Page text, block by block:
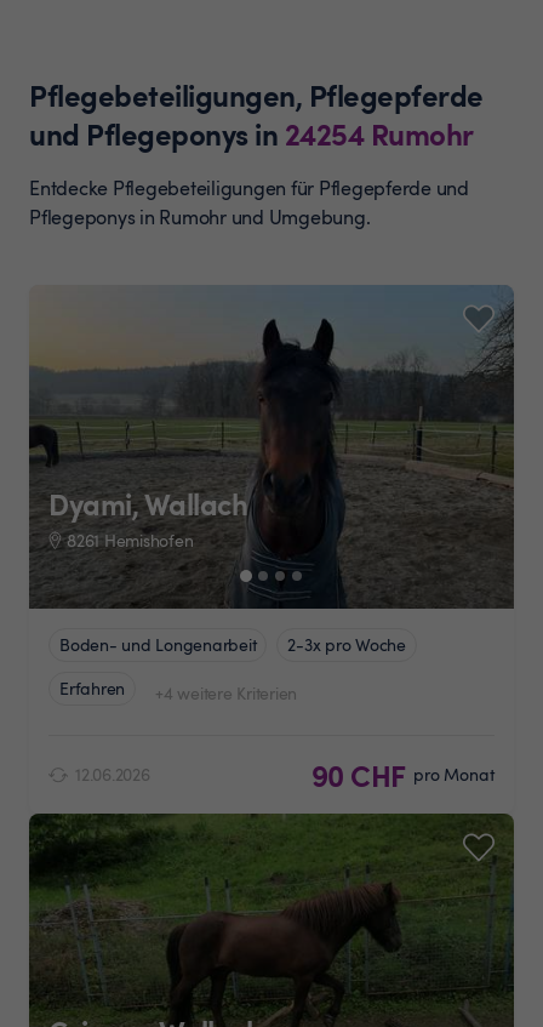
Pflegebeteiligungen, Pflegepferde
und Pflegeponys in 24254 Rumohr
Entdecke Pflegebeteiligungen für Pflegepferde und
Pflegeponys in Rumohr und Umgebung.
Dyami, Wallach
8261 Hemishofen
Boden- und Longenarbeit
2-3x pro Woche
Erfahren
+4 weitere Kriterien
12.06.2026 90 CHF pro Monat